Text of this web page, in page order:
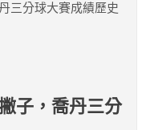
三分球大賽成績歷史
子，喬丹三分